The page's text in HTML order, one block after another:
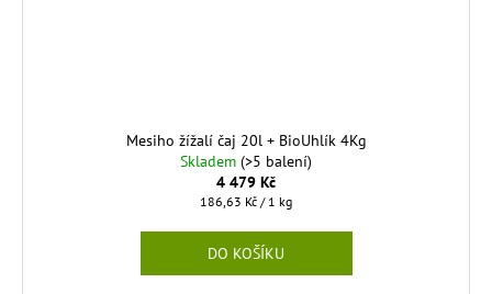
Mesiho žížalí čaj 20l + BioUhlík 4Kg
Skladem (>5 balení)
4 479 Kč
Měrná
186,63 Kč / 1 kg
DO KOŠÍKU